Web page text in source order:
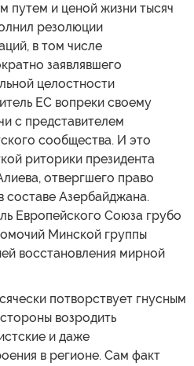
путем и ценой жизни тысяч
резолюции
в том числе
заявлявшего
целостности
ЕС вопреки своему
с представителем
сообщества. И это
риторики президента
отвергшего право
Азербайджана.
Европейского Союза грубо
Минской группы
восстановления мирной
потворствует гнусным
возродить
и даже
в регионе. Сам факт